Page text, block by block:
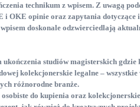
technikum z wpisem. Z uwagą
i OKE opinie oraz zapytania dotyczące
doskonale odzwierciedlają
ukończenia studiów magisterskich gdzie
kolekcjonerskie legalne – wszystkie
różnorodne branże.
do kupienia oraz